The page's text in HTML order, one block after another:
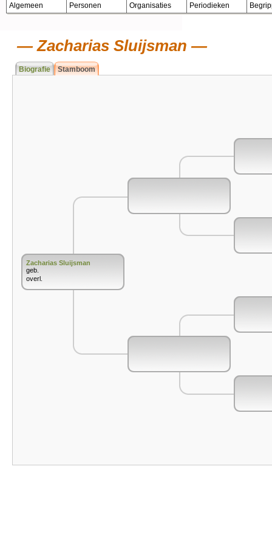
Algemeen Personen Organisaties Periodieken
Zacharias Sluijsman
Biografie Stamboom
Zacharias Sluijsman
geb.
overl.